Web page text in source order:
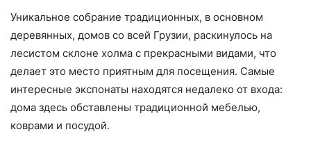
Уникальное собрание традиционных, в основном
деревянных, домов со всей Грузии, раскинулось на
лесистом склоне холма с прекрасными видами, что
делает это место приятным для посещения. Самые
интересные экспонаты находятся недалеко от входа:
дома здесь обставлены традиционной мебелью,
коврами и посудой.